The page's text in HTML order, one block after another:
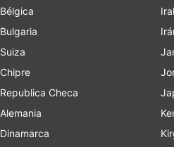
Bélgica
Bulgaria
Suiza
Chipre
Republica Checa
Alemania
Dinamarca